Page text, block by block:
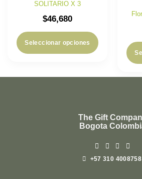
SOLITARIO X 3
$46,680
Seleccionar opciones
The Gift
Bogota
+57 310 4008758